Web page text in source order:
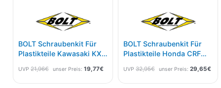
BOLT Schraubenkit Für
Plastikteile Kawasaki KX
UVP 21,96€ unser Preis: 19,77€
BOLT Schraubenkit Für
Plastikteile Honda CRF
CRF 250X 04-17 450X
UVP 32,95€ unser Preis: 29,65€